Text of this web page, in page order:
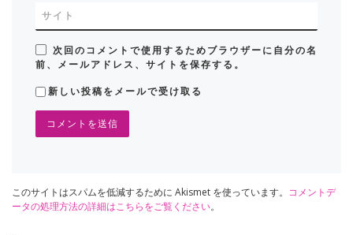
サイト
次回のコメントで使用するためブラウザーに自分の名
前、メールアドレス、サイトを保存する。
新しい投稿をメールで受け取る
このサイトはスパムを低減するために Akismet を使っています。 コメントデ
ータの処理方法の詳細はこちらをご覧ください。